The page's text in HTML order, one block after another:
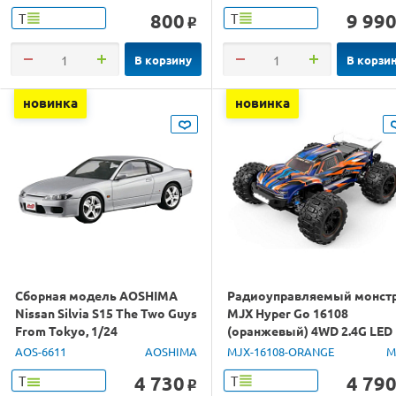
Т 800 o
В корзину
Т 9 990
В
новинка
Сборная модель AOSHIMA
Nissan Silvia S15 The Two Guys
From Tokyo, 1/24
AOS-6611 AOSHIMA
Т 4 730 o
новинка
Радиоуправляемый
MJX Hyper Go 16108
(оранжевый) 4WD 2.4G LED
1/16 RTR
MJX-16108-ORANGE
Т 4 790